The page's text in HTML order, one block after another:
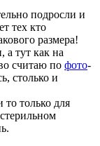
подросли и
тех кто
размера!
а тут как на
считаю по фото-
столько и
только для